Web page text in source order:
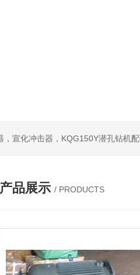
产品展示 / PRODUCTS